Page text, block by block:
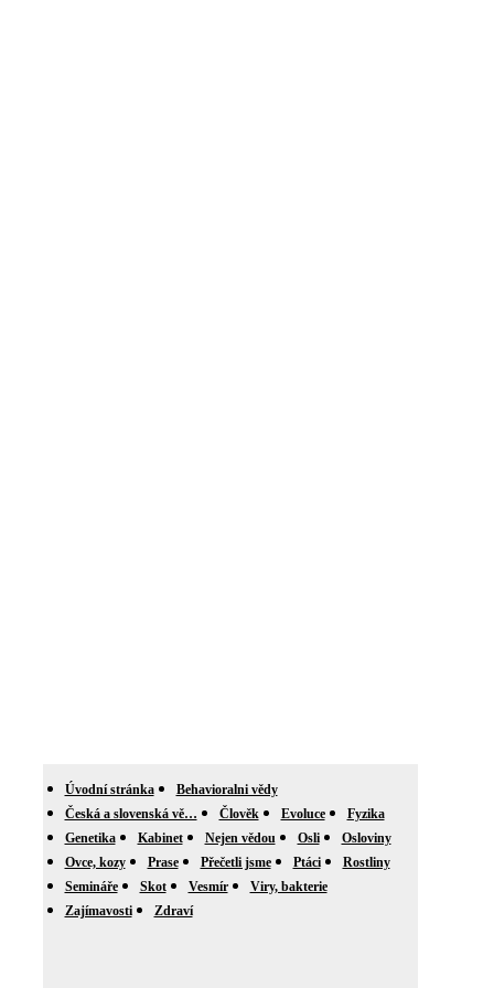
Úvodní stránka
Behavioralni vědy
Česká a slovenská vě…
Člověk Evoluce
Fyzika
Genetika
Kabinet Nejen vědou Osli
Osloviny
Ovce, kozy
Prase Přečetli jsme Ptáci
Rostliny
Semináře
Skot Vesmír
Viry, bakterie
Zajímavosti
Zdraví